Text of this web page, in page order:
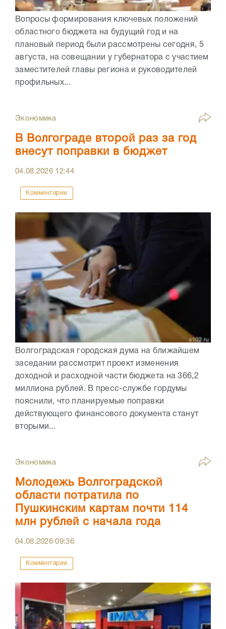
Вопросы формирования ключевых положений
областного бюджета на будущий год и на
плановый период были рассмотрены сегодня, 5
августа, на совещании у губернатора с участием
заместителей главы региона и руководителей
профильных...
Экономика
В Волгограде второй раз за год
внесут поправки в бюджет
04.08.2026 12:44
Комментарии
Волгоградская городская дума на ближайшем
заседании рассмотрит проект изменения
доходной и расходной части бюджета на 366,2
миллиона рублей. В пресс-службе гордумы
пояснили, что планируемые поправки
действующего финансового документа станут
вторыми...
Экономика
Молодежь Волгоградской
области потратила по
Пушкинским картам почти 114
млн рублей с начала года
04.08.202609:36
Комментарии